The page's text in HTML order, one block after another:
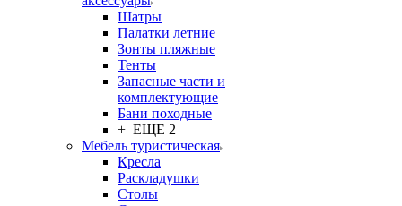
Шатры
Палатки летние
Зонты пляжные
Тенты
Запасные части и
комплектующие
Бани походные
+ ЕЩЕ 2
Мебель туристическая
Кресла
Раскладушки
Столы